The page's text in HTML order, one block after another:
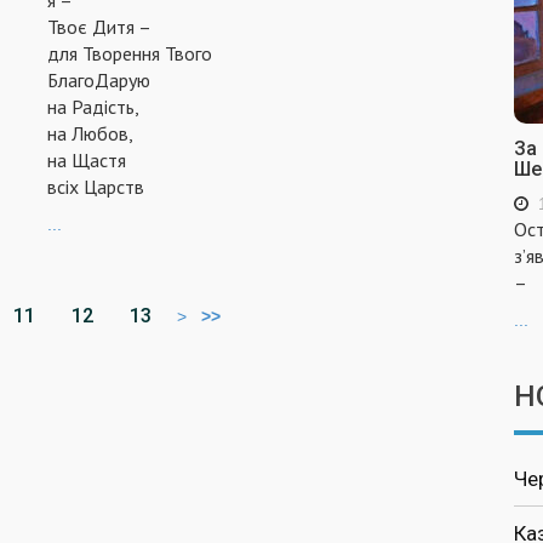
Твоє Дитя –
для Творення Твого
БлагоДарую
на Радість,
на Любов,
на Щастя
всіх Царств
...
11 12 13 > >>
За
–
...